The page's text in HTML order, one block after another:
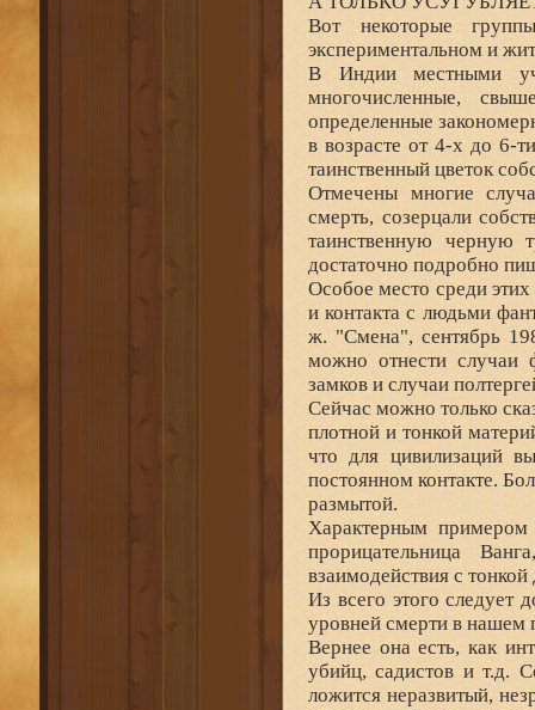
Вот некоторые
экспериментальном и
В Индии местными
многочисленные,
определенные
в возрасте от 4-х до 6-
таинственный цветок
Отмечены многие
смерть, созерцали
таинственную черную
достаточно подробно
Особое место среди
и контакта с людьми
ж. "Смена", сентябрь
можно отнести случаи
замков и случаи
Сейчас можно только
плотной и тонкой
что для цивилизаций
постоянном контакте.
размытой.
Характерным примером
прорицательница
взаимодействия с
Из всего этого следует
уровней смерти в нашем
Вернее она есть, как
убийц, садистов и т.д.
ложится неразвитый,